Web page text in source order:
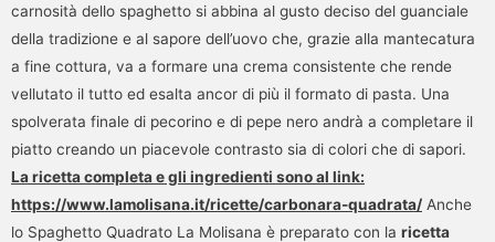
carnosità dello spaghetto si abbina al gusto deciso del guanciale
della tradizione e al sapore dell’uovo che, grazie alla mantecatura
a fine cottura, va a formare una crema consistente che rende
vellutato il tutto ed esalta ancor di più il formato di pasta. Una
spolverata finale di pecorino e di pepe nero andrà a completare il
piatto creando un piacevole contrasto sia di colori che di sapori.
La ricetta completa e gli ingredienti sono al link:
https://www.lamolisana.it/ricette/carbonara-quadrata/ Anche
lo Spaghetto Quadrato La Molisana è preparato con la ricetta